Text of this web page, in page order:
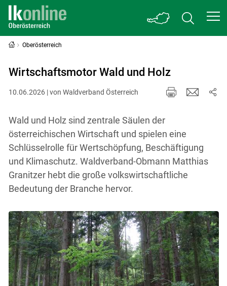
Oberösterreich
Wirtschaftsmotor Wald und Holz
10.06.2026 | von Waldverband Österreich
Wald und Holz sind zentrale Säulen der
österreichischen Wirtschaft und spielen eine
Schlüsselrolle für Wertschöpfung, Beschäftigung
und Klimaschutz. Waldverband-Obmann Matthias
Granitzer hebt die große volkswirtschaftliche
Bedeutung der Branche hervor.